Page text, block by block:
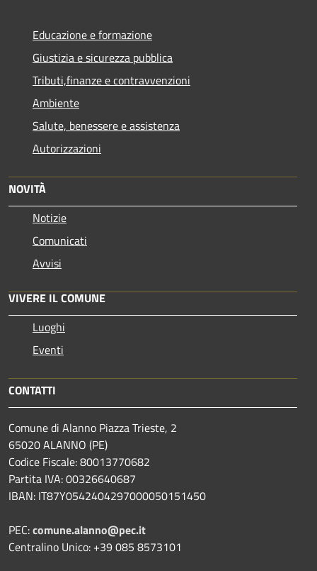
Educazione e formazione
Giustizia e sicurezza pubblica
Tributi,finanze e contravvenzioni
Ambiente
Salute, benessere e assistenza
Autorizzazioni
NOVITÀ
Notizie
Comunicati
Avvisi
VIVERE IL COMUNE
Luoghi
Eventi
CONTATTI
Comune di Alanno Piazza Trieste, 2
65020 ALANNO (PE)
Codice Fiscale: 80013770682
Partita IVA: 00326640687
IBAN: IT87Y0542404297000050151450
PEC:comune.alanno@pec.it
Centralino Unico: +39 085 8573101